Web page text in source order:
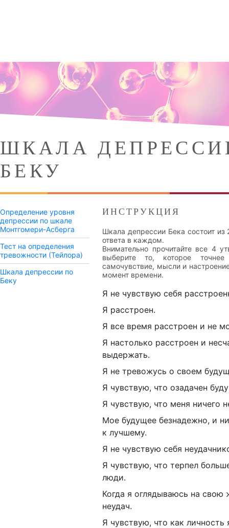
ШКАЛА
БЕКУ
Определение уровня
депрессии по шкале
Монтгомери-Асберга
Тест на определения
тревожности (Тейлора)
Шкала депрессии по
Беку
ИНСТРУКЦИЯ
Шкала депрессии Бека состоит из
ответа в каждом.
Внимательно прочитайте все 4
выберите то, которое
самочувствие, мысли и
момент времени.
Я не чувствую себя
Я расстроен.
Я все время расстроен и не
Я настолько расстроен и
выдержать.
Я не тревожусь о своем
Я чувствую, что озадачен
Я чувствую, что меня ничего
Мое будущее безнадежно, и
к лучшему.
Я не чувствую себя
Я чувствую, что терпел
люди.
Когда я оглядываюсь на
неудач.
Я чувствую, что как